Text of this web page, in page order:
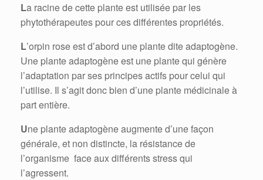
La racine de cette plante est utilisée par les
phytothérapeutes pour ces différentes propriétés.
L’orpin rose est d’abord une plante dite adaptogène.
Une plante adaptogène est une plante qui génère
l’adaptation par ses principes actifs pour celui qui
l’utilise. Il s’agit donc bien d’une plante médicinale à
part entière.
Une plante adaptogène augmente d’une façon
générale, et non distincte, la résistance de
l’organisme face aux différents stress qui
l’agressent.